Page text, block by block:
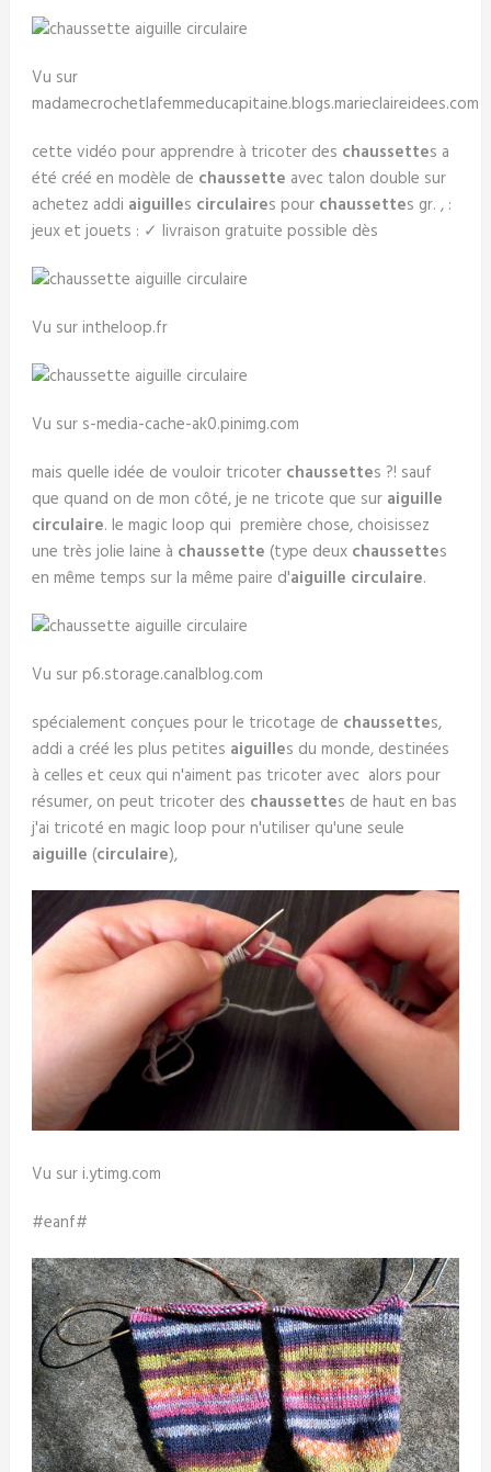
Vu sur
madamecrochetlafemmeducapitaine.blogs.marieclaireidees.com
cette vidéo pour apprendre à tricoter des chaussettes a
été créé en modèle de chaussette avec talon double sur
achetez addi aiguilles circulaires pour chaussettes gr. , :
jeux et jouets : ✓ livraison gratuite possible dès
Vu sur intheloop.fr
Vu sur s-media-cache-ak0.pinimg.com
mais quelle idée de vouloir tricoter chaussettes ?! sauf
que quand on de mon côté, je ne tricote que sur aiguille
circulaire. le magic loop qui première chose, choisissez
une très jolie laine à chaussette (type deux chaussettes
en même temps sur la même paire d'aiguille circulaire.
Vu sur p6.storage.canalblog.com
spécialement conçues pour le tricotage de chaussettes,
addi a créé les plus petites aiguilles du monde, destinées
à celles et ceux qui n'aiment pas tricoter avec alors pour
résumer, on peut tricoter des chaussettes de haut en bas
j'ai tricoté en magic loop pour n'utiliser qu'une seule
aiguille (circulaire),
Vu sur i.ytimg.com
#eanf#